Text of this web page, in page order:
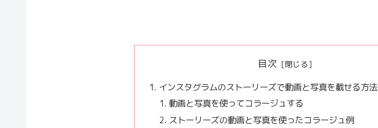
目次
インスタグラムのストーリーズで動画と写真を載せる方法
動画と写真を使ってコラージュする
ストーリーズの動画と写真を使ったコラージュ例